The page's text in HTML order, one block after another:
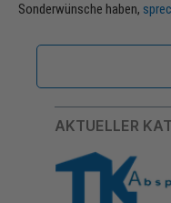
AKTUELLER
Sonderwünsche haben,